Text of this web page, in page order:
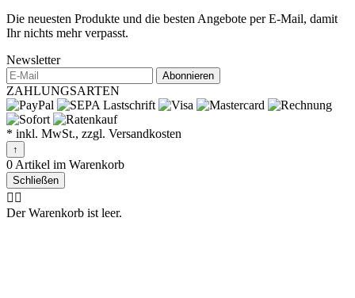
Die neuesten Produkte und die besten Angebote per E-Mail, damit
Ihr nichts mehr verpasst.
Newsletter
Abonnieren
ZAHLUNGSARTEN
* inkl. MwSt., zzgl. Versandkosten
↑
0 Artikel im Warenkorb
Schließen
🤷‍♂️
Der Warenkorb ist leer.